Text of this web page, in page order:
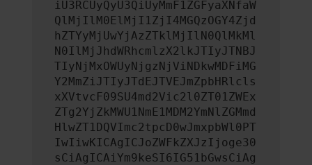
iU3RCUyQyU3QiUyMmF1ZGFyaXNfaW
QlMjIlM0ElMjI1ZjI4MGQzOGY4Zjd
hZTYyMjUwYjAzZTklMjIlN0QlMkMl
N0IlMjJhdWRhcmlzX2lkJTIyJTNBJ
TIyNjMxOWUyNjgzNjViNDkwMDFiMG
Y2MmZiJTIyJTdEJTVEJmZpbHRlcls
xXVtvcF09SU4md2Vic2l0ZT01ZWEx
ZTg2YjZkMWU1NmE1MDM2YmNlZGMmd
HlwZT1DQVImc2tpcD0wJmxpbWl0PT
IwIiwKICAgICJoZWFkZXJzIjoge30
sCiAgICAiYm9keSI6IG51bGwsCiAg